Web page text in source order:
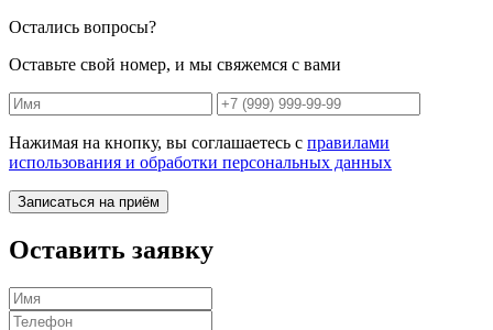
Остались вопросы?
Оставьте свой номер, и мы свяжемся с вами
Нажимая на кнопку, вы соглашаетесь с правилами
использования и обработки персональных данных
Записаться на приём
Оставить заявку